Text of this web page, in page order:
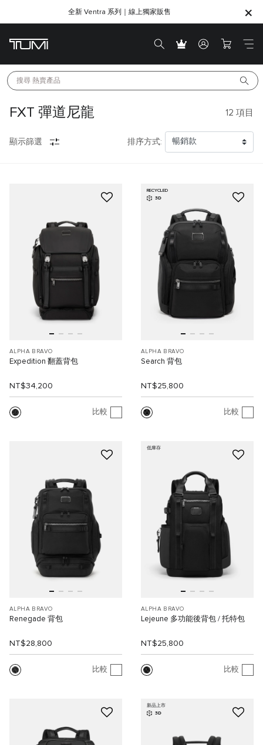
SHOP GIFTS
SHOP GIFTS
全新 Ventra 系列｜線上獨家販售
搜尋 熱賣產品
FXT 彈道尼龍 12 項目
顯示篩選 排序方式:
ALPHA BRAVO
Expedition 翻蓋背包
NT$34,200
比較
RECYCLED
3D
ALPHA BRAVO
Search 背包
NT$25,800
比較
ALPHA BRAVO
Renegade 背包
NT$28,800
比較
低庫存
ALPHA BRAVO
Lejeune 多功能後背包 / 托特包
NT$25,800
比較
新品上市
3D